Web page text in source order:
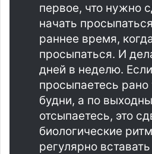
первое, что нужно
начать
раннее время,
просыпаться. И
дней в неделю.
просыпаетесь рано
будни, а по
отсыпаетесь, это
биологические
регулярно